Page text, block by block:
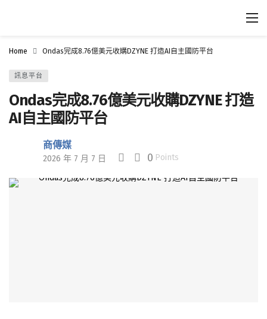
Home Ondas完成8.76億美元收購DZYNE 打造AI自主國防平台
訊息平台
Ondas完成8.76億美元收購DZYNE 打造
AI自主國防平台
商傳媒
2026 年 7 月 7 日 0 Points